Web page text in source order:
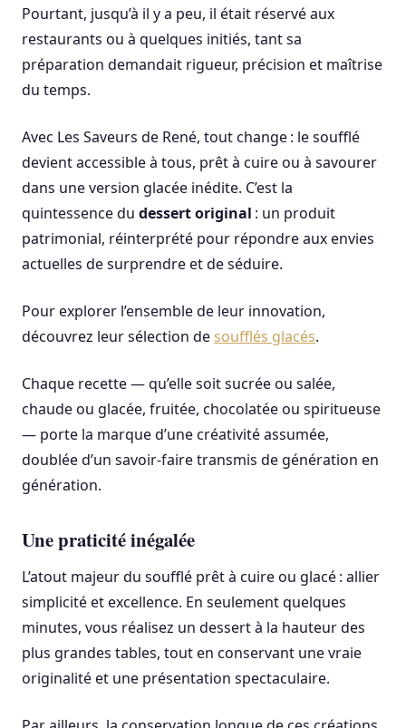
Pourtant, jusqu’à il y a peu, il était réservé aux
restaurants ou à quelques initiés, tant sa
préparation demandait rigueur, précision et maîtrise
du temps.
Avec Les Saveurs de René, tout change : le soufflé
devient accessible à tous, prêt à cuire ou à savourer
dans une version glacée inédite. C’est la
quintessence du dessert original : un produit
patrimonial, réinterprété pour répondre aux envies
actuelles de surprendre et de séduire.
Pour explorer l’ensemble de leur innovation,
découvrez leur sélection desoufflés glacés.
Chaque recette — qu’elle soit sucrée ou salée,
chaude ou glacée, fruitée, chocolatée ou spiritueuse
— porte la marque d’une créativité assumée,
doublée d’un savoir-faire transmis de génération en
génération.
Une praticité inégalée
L’atout majeur du soufflé prêt à cuire ou glacé : allier
simplicité et excellence. En seulement quelques
minutes, vous réalisez un dessert à la hauteur des
plus grandes tables, tout en conservant une vraie
originalité et une présentation spectaculaire.